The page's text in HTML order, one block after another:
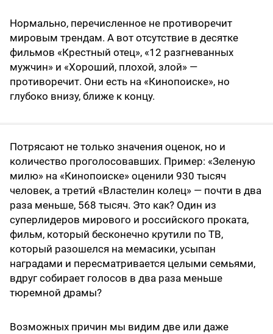
Нормально, перечисленное не противоречит
мировым трендам. А вот отсутствие в десятке
фильмов «Крестный отец», «12 разгневанных
мужчин» и «Хороший, плохой, злой» —
противоречит. Они есть на «Кинопоиске», но
глубоко внизу, ближе к концу.
Потрясают не только значения оценок, но и
количество проголосовавших. Пример: «Зеленую
милю» на «Кинопоиске» оценили 930 тысяч
человек, а третий «Властелин колец» — почти в два
раза меньше, 568 тысяч. Это как? Один из
суперлидеров мирового и российского проката,
фильм, который бесконечно крутили по ТВ,
который разошелся на мемасики, усыпан
наградами и пересматривается целыми семьями,
вдруг собирает голосов в два раза меньше
тюремной драмы?
Возможных причин мы видим две или даже